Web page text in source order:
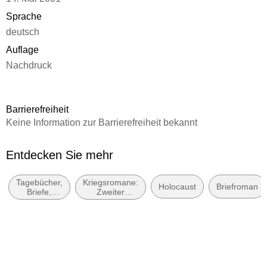
Sprache
deutsch
Auflage
Nachdruck
Reihe
Autor/Autorin
Übersetzung
Mirjam Pressler
Barrierefreiheit
Keine Information zur Barrierefreiheit bekannt
Entdecken Sie mehr
Tagebücher,
Briefe,
Notizbücher
Kriegsromane:
Zweiter
Weltkrieg
Holocaust Briefroman